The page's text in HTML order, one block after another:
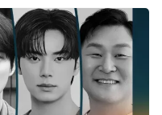
Romance